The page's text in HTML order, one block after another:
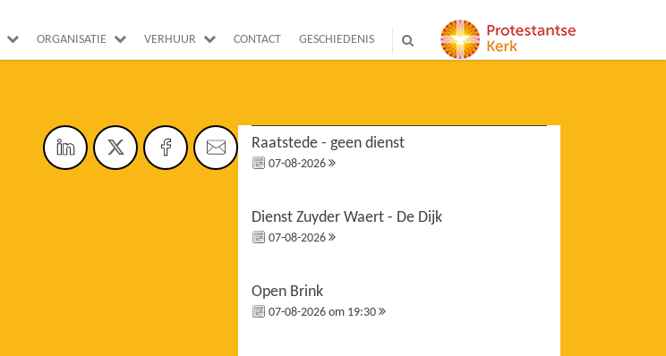
ORGANISATIE VERHUUR CONTACT GESCHIEDENIS
Raatstede - geen dienst
07-08-2026
Dienst Zuyder Waert - De Dijk
07-08-2026
Open Brink
07-08-2026 om 19:30